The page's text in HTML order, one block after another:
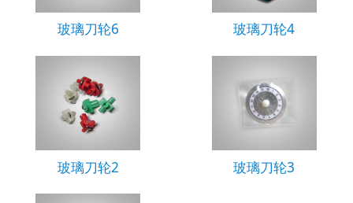
玻璃刀轮6 玻璃刀轮4
玻璃刀轮2 玻璃刀轮3